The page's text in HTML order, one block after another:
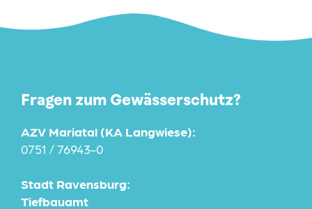
Fragen zum Gewässerschutz?
AZV Mariatal (KA Langwiese):
0751 / 76943-0
Stadt Ravensburg:
Tiefbauamt